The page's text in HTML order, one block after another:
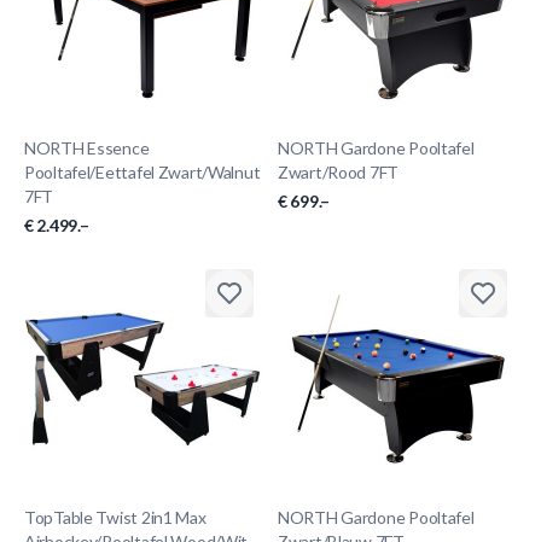
NORTH Essence
Pooltafel/Eettafel Zwart/Walnut
7FT
€ 2.499.–
NORTH Gardone Pooltafel
Zwart/Rood 7FT
€ 699.–
TopTable Twist 2in1 Max
NORTH Gardone Pooltafel